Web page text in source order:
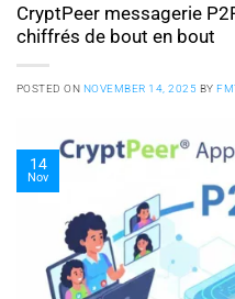
CryptPeer messagerie
chiffrés de bout en bout
POSTED ON NOVEMBER 14, 2025 BY
14
Nov